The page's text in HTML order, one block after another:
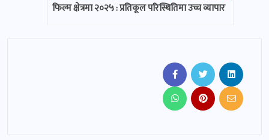
फिल्म क्षेत्रमा २०२५ : प्रतिकूल परिस्थितिमा उच्च व्यापार